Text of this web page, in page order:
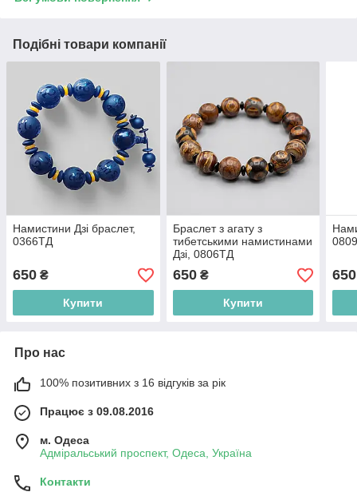
Подібні товари компанії
Намистини Дзі браслет,
0366ТД
650 ₴
Купити
Браслет з агату з
тибетськими намистинами
Дзі, 0806ТД
650₴
Купити
650
Про нас
100% позитивних з 16 відгуків за рік
Працює з 09.08.2016
м. Одеса
Адміральський проспект, Одеса, Україна
Контакти